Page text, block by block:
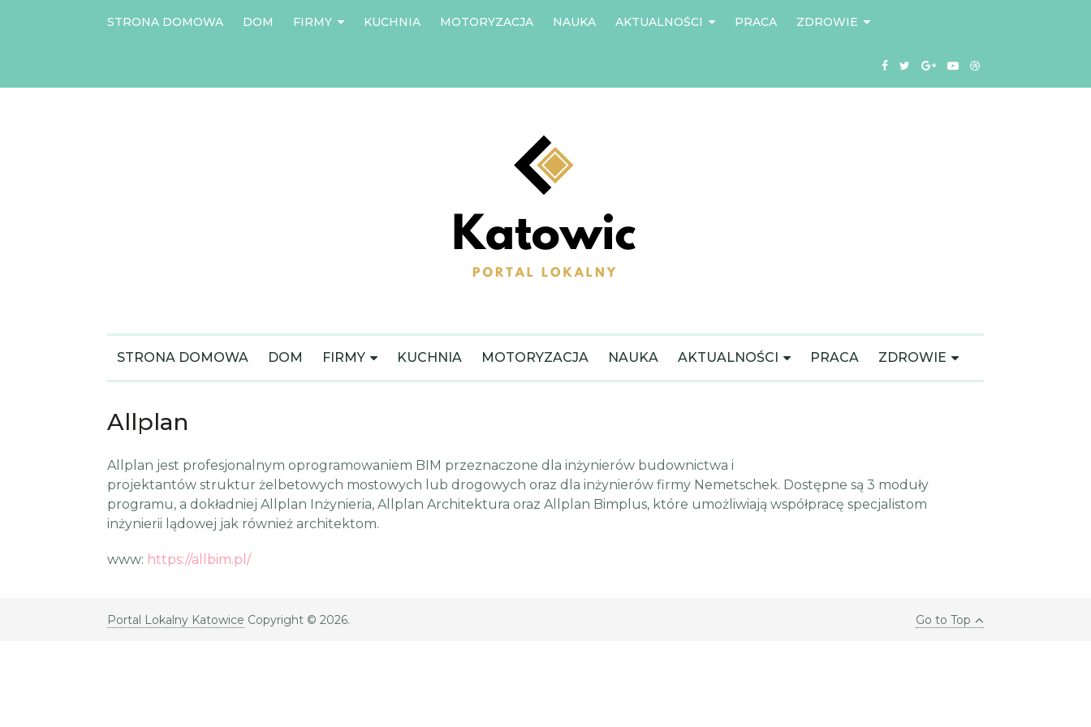
STRONA DOMOWA DOM FIRMY KUCHNIA MOTORYZACJA NAUKA AKTUALNOŚCI PRACA ZDROWIE
STRONA DOMOWA DOM FIRMY KUCHNIA MOTORYZACJA NAUKA AKTUALNOŚCI PRACA ZDROWIE
Allplan
Allplan jest profesjonalnym oprogramowaniem BIM przeznaczone dla inżynierów budownictwa i
projektantów struktur żelbetowych mostowych lub drogowych oraz dla inżynierów firmy Nemetschek. Dostępne są 3 moduły
programu, a dokładniej Allplan Inżynieria, Allplan Architektura oraz Allplan Bimplus, które umożliwiają współpracę specjalistom
inżynierii lądowej jak również architektom.
www: https://allbim.pl/
Portal Lokalny Katowice Copyright © 2026. Go to Top